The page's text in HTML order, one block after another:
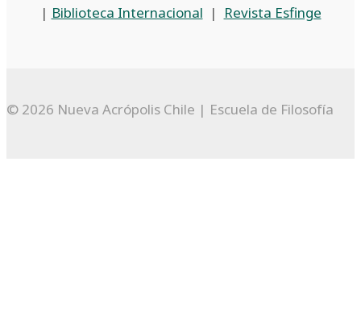
| Biblioteca Internacional | Revista Esfinge
© 2026 Nueva Acrópolis Chile | Escuela de Filosofía